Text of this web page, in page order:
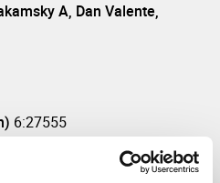
A, Dan Valente,
6:27555